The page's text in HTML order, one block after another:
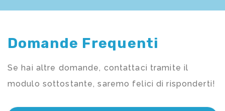
Domande Frequenti
Se hai altre domande, contattaci tramite il
modulo sottostante, saremo felici di risponderti!